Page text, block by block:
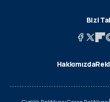
Bizi
Hakkımızda